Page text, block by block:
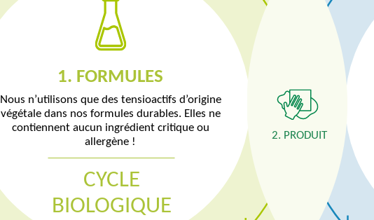
CYCLE
BIOLOGIQUE
1. FORMULES
Nous n’utilisons que des tensioactifs d’origine
végétale dans nos formules durables. Elles ne
contiennent aucun ingrédient critique ou
allergène !
2. PRODUIT
3. COMPOST
4. MATIÈRES PREMIÈRES
VÉGÉTALES
2. PRODUIT